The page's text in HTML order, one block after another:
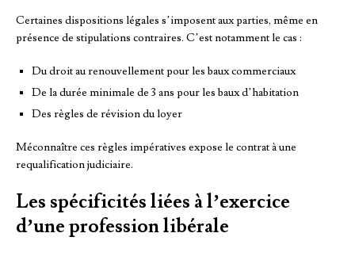
Certaines dispositions légales s’imposent aux parties, même en
présence de stipulations contraires. C’est notamment le cas :
Du droit au renouvellement pour les baux commerciaux
De la durée minimale de 3 ans pour les baux d’habitation
Des règles de révision du loyer
Méconnaître ces règles impératives expose le contrat à une
requalification judiciaire.
Les spécificités liées à l’exercice
d’une profession libérale